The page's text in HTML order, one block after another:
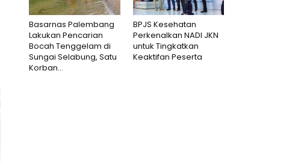
Basarnas Palembang
Lakukan Pencarian
Bocah Tenggelam di
Sungai Selabung, Satu
Korban...
BPJS Kesehatan
Perkenalkan NADI JKN
untuk Tingkatkan
Keaktifan Peserta